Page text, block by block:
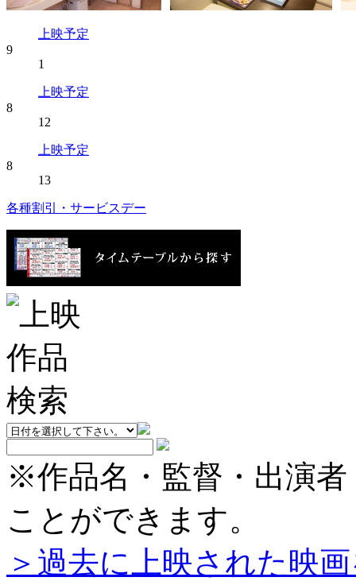
上映予定
9
1
上映予定
8
12
上映予定
8
13
各種割引・サービスデー
※作品名・監督・出演
ことができます。
＞過去に上映された映